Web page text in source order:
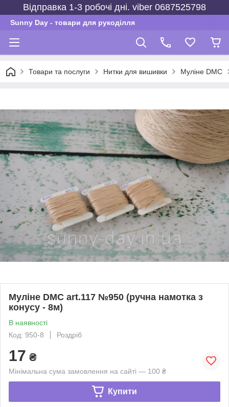
Відправка 1-3 робочі дні. viber 0687525798
Sunny Day - товари для рукоділля
Товари та послуги Нитки для вишивки Муліне DMC
Муліне DMC art.117 №950 (ручна намотка з
конусу - 8м)
В наявності
Код: 950-8
Роздріб
17 ₴
Мінімальна сума замовлення на сайті — 100 ₴
Купити